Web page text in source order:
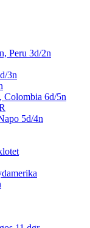
Peru 3d/2n
3n
Colombia 6d/5n
5d/4n